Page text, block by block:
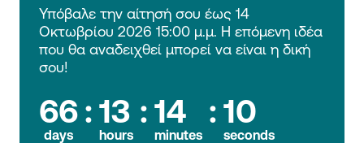
Υπόβαλε την αίτησή σου έως 14
Οκτωβρίου 2026 15:00 μ.μ. Η επόμενη ιδέα
που θα αναδειχθεί μπορεί να είναι η δική
σου!
66
days
:13
hours
:14
minutes
:09
seconds